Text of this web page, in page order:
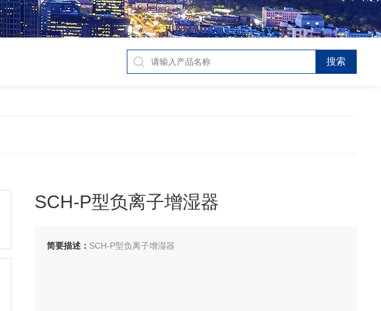
SCH-P型负离子增湿器
简要描述： SCH-P型负离子增湿器